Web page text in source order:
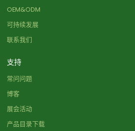
OEM&ODM
可持续发展
联系我们
支持
常问问题
博客
展会活动
产品目录下载